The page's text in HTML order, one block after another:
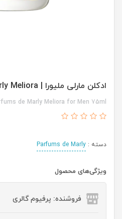
ادکلن مارلی ملیورا | Parfums de Marly Meliora
de Marly Meliora for Men 75ml
دسته : Parfums de Marly
ویژگی‌های محصول
فروشنده: پرفیوم گالری